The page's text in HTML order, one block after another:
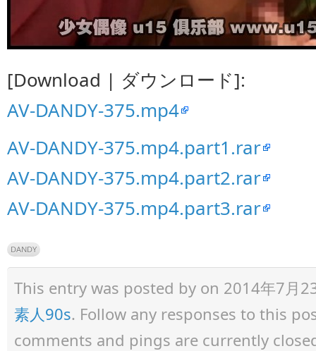
[Download | ダウンロード]:
AV-DANDY-375.mp4
AV-DANDY-375.mp4.part1.rar
AV-DANDY-375.mp4.part2.rar
AV-DANDY-375.mp4.part3.rar
DANDY
This entry was posted by on 2014年7月
素人90s. Follow any responses to this
comments and pings are currently